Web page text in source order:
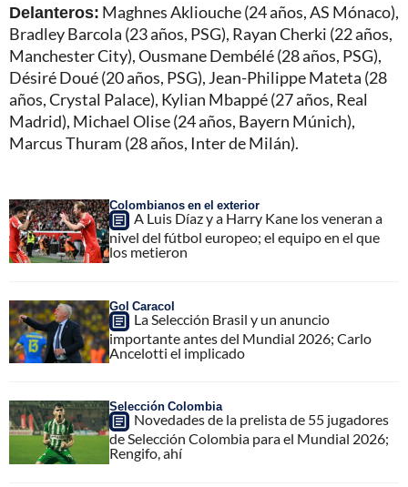
Delanteros: Maghnes Akliouche (24 años, AS Mónaco),
Bradley Barcola (23 años, PSG), Rayan Cherki (22 años,
Manchester City), Ousmane Dembélé (28 años, PSG),
Désiré Doué (20 años, PSG), Jean-Philippe Mateta (28
años, Crystal Palace), Kylian Mbappé (27 años, Real
Madrid), Michael Olise (24 años, Bayern Múnich),
Marcus Thuram (28 años, Inter de Milán).
Colombianos en el exterior
A Luis Díaz y a Harry Kane los veneran a
nivel del fútbol europeo; el equipo en el que
los metieron
Gol Caracol
La Selección Brasil y un anuncio
importante antes del Mundial 2026; Carlo
Ancelotti el implicado
Selección Colombia
Novedades de la prelista de 55 jugadores
de Selección Colombia para el Mundial 2026;
Rengifo, ahí